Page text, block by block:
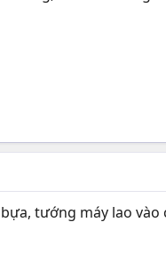
tướng máy lao